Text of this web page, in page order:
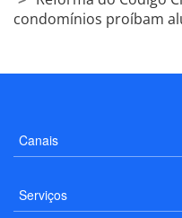
condomínios proíbam
Canais
Serviços